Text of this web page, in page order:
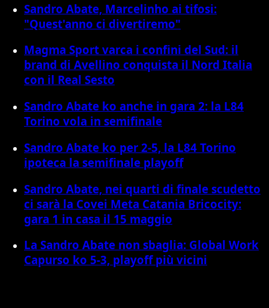
Sandro Abate, Marcelinho ai tifosi:
"Quest'anno ci divertiremo"
Magma Sport varca i confini del Sud: il
brand di Avellino conquista il Nord Italia
con il Real Sesto
Sandro Abate ko anche in gara 2: la L84
Torino vola in semifinale
Sandro Abate ko per 2-5, la L84 Torino
ipoteca la semifinale playoff
Sandro Abate, nei quarti di finale scudetto
ci sarà la Covei Meta Catania Bricocity:
gara 1 in casa il 15 maggio
La Sandro Abate non sbaglia: Global Work
Capurso ko 5-3, playoff più vicini